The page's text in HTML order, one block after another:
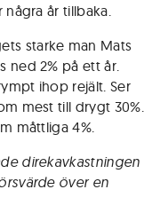
år tillbaka.
starke man Mats
ned 2% på ett år.
ihop rejält. Ser
mest till drygt 30%.
måttliga 4%.
direkavkastningen
över en